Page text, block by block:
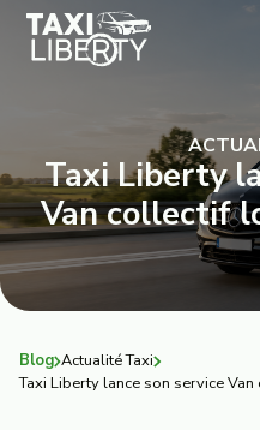
Taxi Liberty
Van collectif
Blog Actualité Taxi
Taxi Liberty lance son service